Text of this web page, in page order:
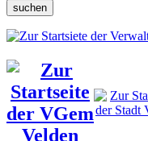
suchen